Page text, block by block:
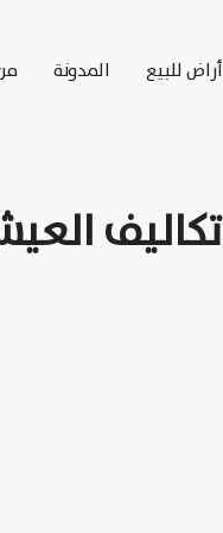
أراض للبيع المدونة
تكاليف